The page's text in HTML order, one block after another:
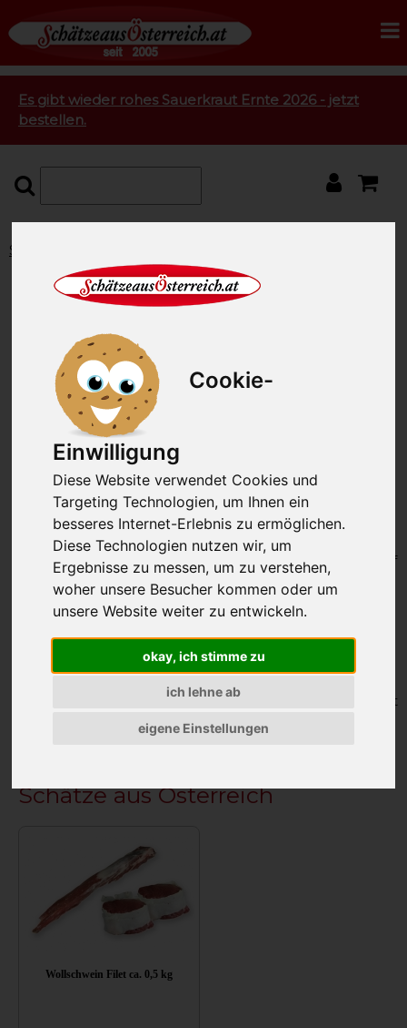
Cookie-
Einwilligung
Diese Website verwendet Cookies und
Targeting Technologien, um Ihnen ein
besseres Internet-Erlebnis zu ermöglichen.
Diese Technologien nutzen wir, um
Ergebnisse zu messen, um zu verstehen,
woher unsere Besucher kommen oder um
unsere Website weiter zu entwickeln.
okay, ich stimme zu
ich lehne ab
eigene Einstellungen
Es gibt wieder rohes Sauerkraut Ernte 2026 - jetzt
bestellen.
Startseite
Schweinslungenbraten das
Gourmetstück vom
Schwein
Schweinslungenbraten
wertvollste und begehrteste Stück vom Schwein
bezeichnet. Der Schweinslungenbraten wird als
dünner Strang aus dem Rücken geschnitten. Es ist ein
wenig bewegter Muskel und beinahe komplett
Sehnenfrei. Aus diesem Grund ist der
Schweinslungenbraten sehr mager und wirklich sehr
zart. Man unterteilt den Schweinslungenbraten in Kopf
den Medaillions und die dünnen Endstücke als
Filetspitzen für Geschnetzeltes. Die Medaillions sind
sehr gut zum Kurzbraten geeignet. Der
Schweinslungenbraten wird auch als Schweinsfilet
oder Schweinelende bezeichnet.Der
mit seinem wunderbaren Aroma begeistert
Schätze aus Österreich
Wollschwein Filet ca. 0,5 kg